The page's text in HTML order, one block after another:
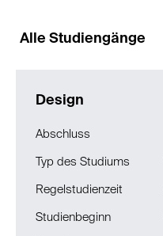
Alle Studiengänge
Design
Abschluss
Typ des Studiums
Regelstudienzeit
Studienbeginn